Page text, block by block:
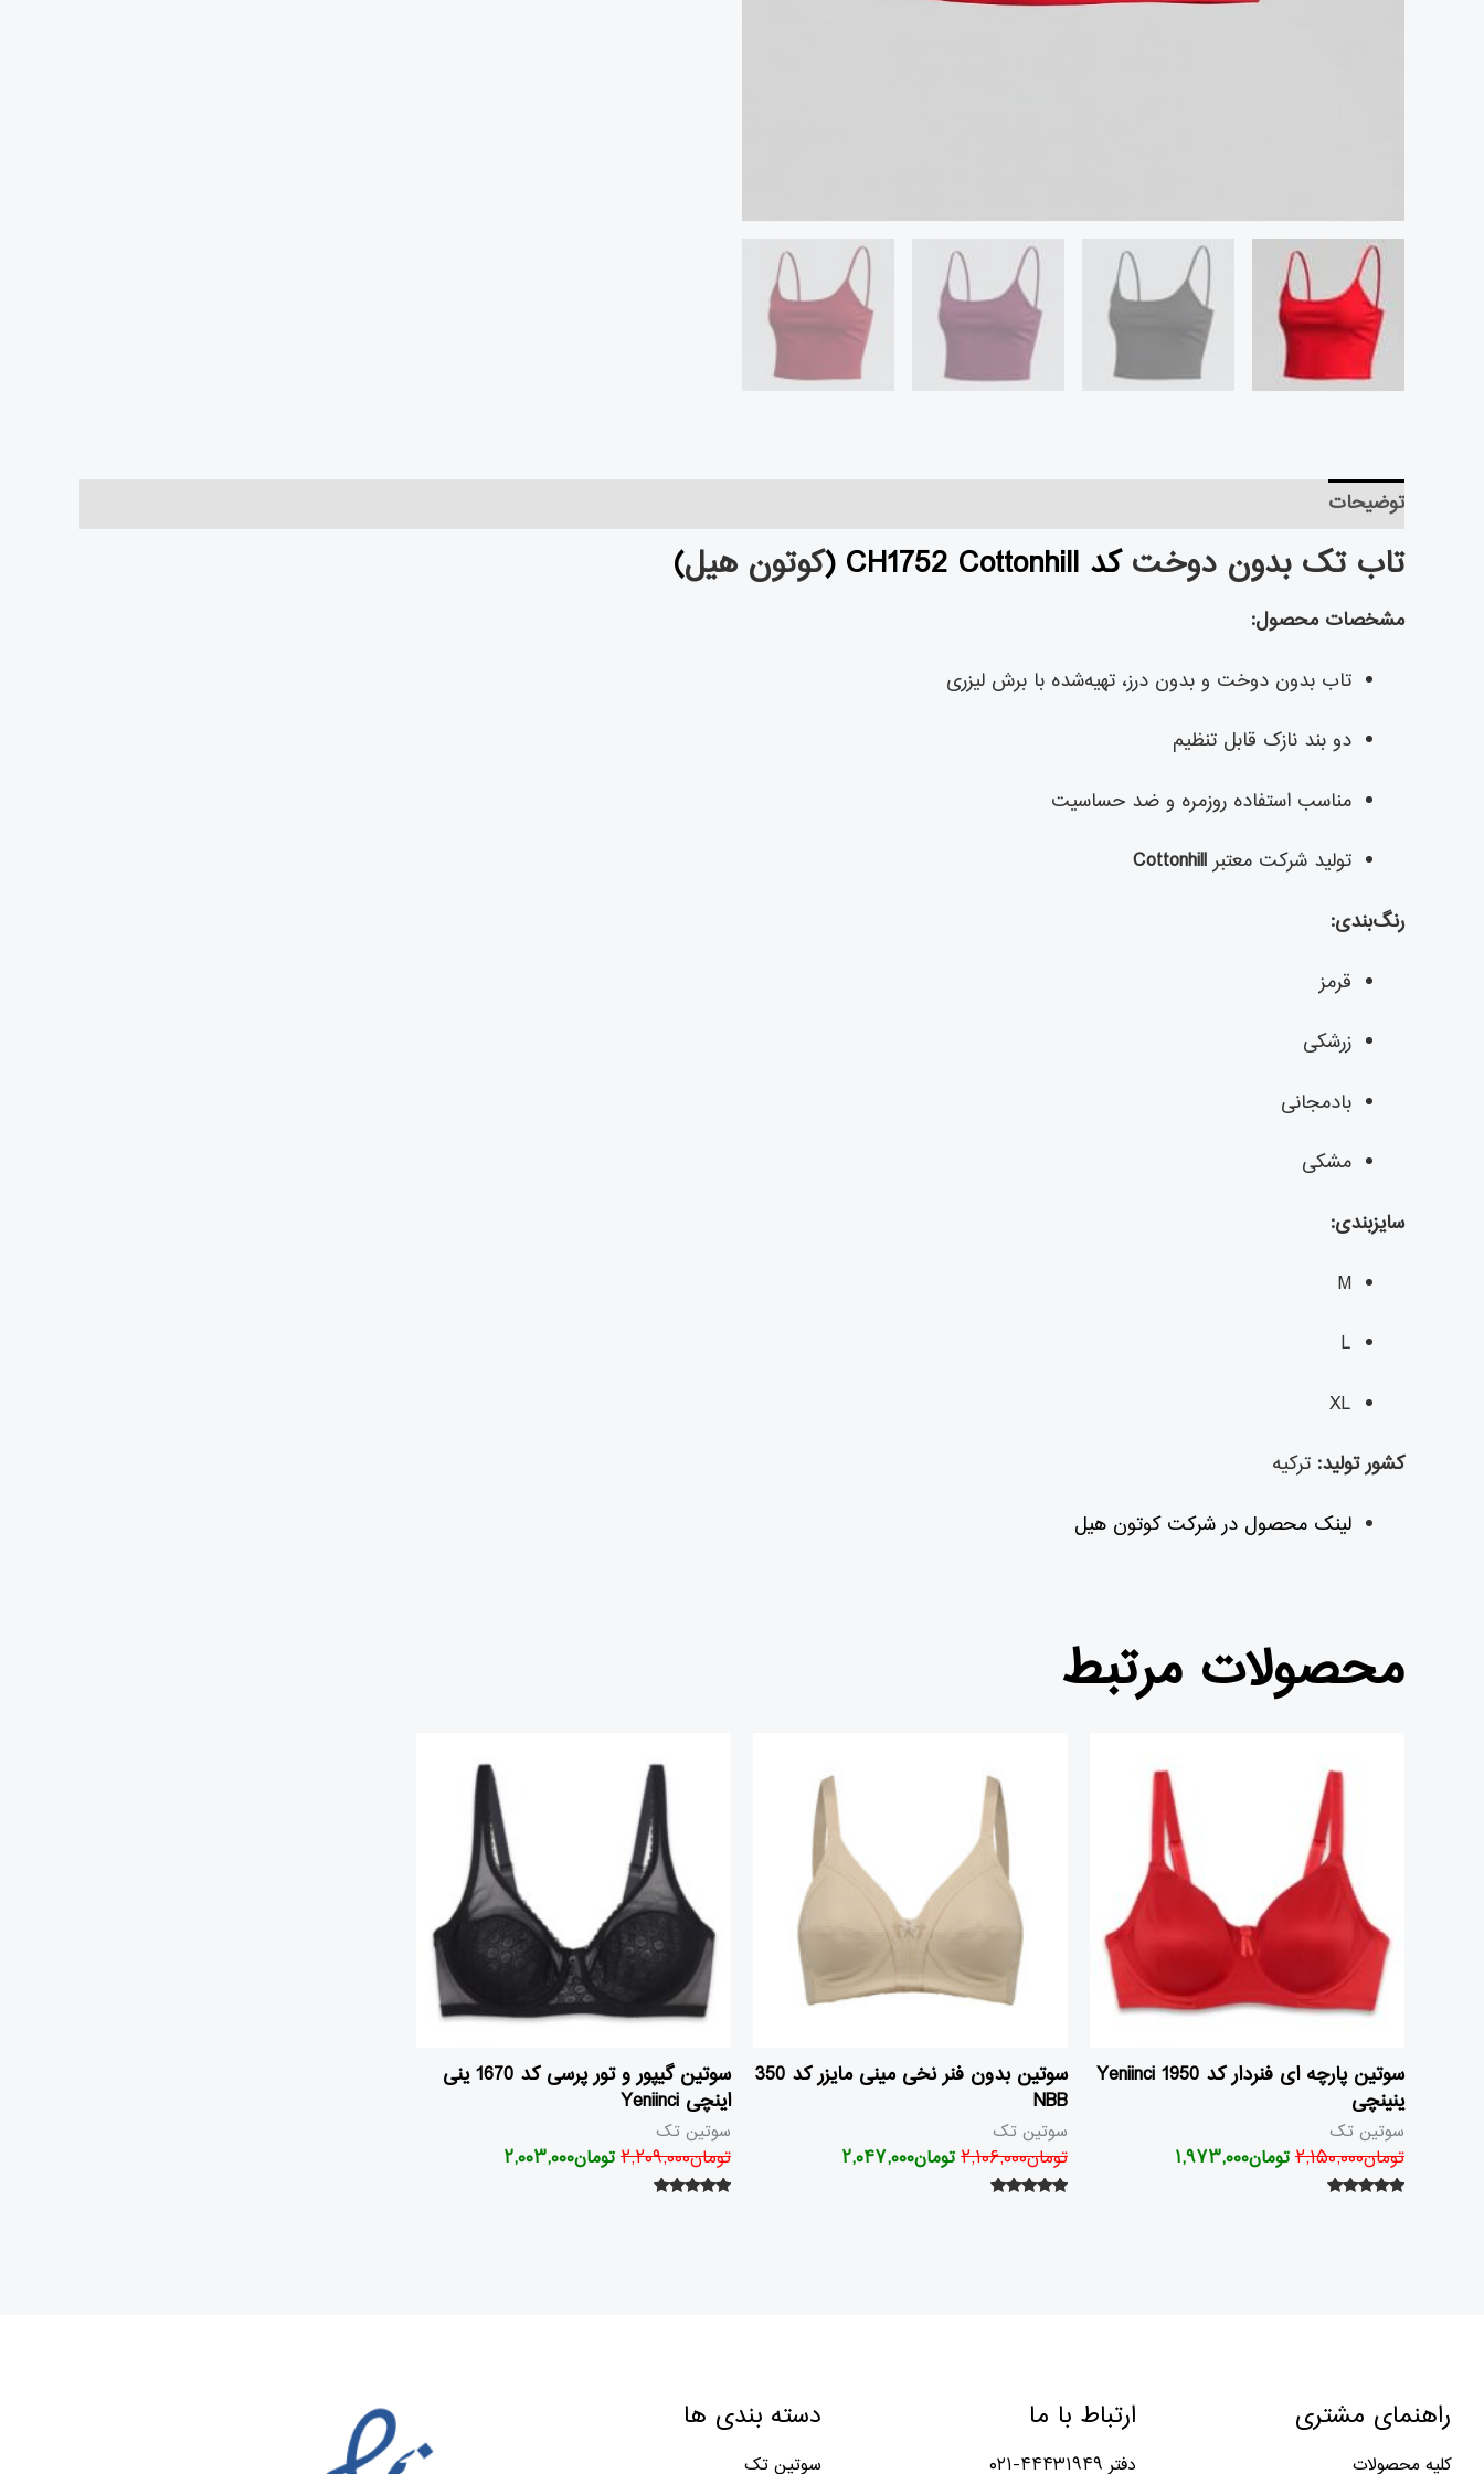
توضیحات
تاب تک بدون دوختکد CH1752 Cottonhill ( کوتون هیل)
مشخصات محصول:
تاب بدون دوخت و بدون درز، تهیه‌شده با برش لیزری
دو بند نازک قابل تنظیم
مناسب استفاده روزمره و ضد حساسیت
تولید شرکت معتبرCottonhill
رنگ‌بندی:
قرمز
زرشکی
بادمجانی
مشکی
سایزبندی:
M
L
XL
کشور تولید: ترکیه
لینک محصول در شرکت کوتون هیل
محصولات مرتبط
سوتین پارچه ای فنردار کد 1950 Yeniinci
ینینچی
سوتین تک
تومان۲,۱۵۰,۰۰۰تومان۱,۹۷۳,۰۰۰
است.
سوتین بدون فنر نخی مینی مایزر کد 350
NBB
سوتین تک
تومان۲,۱۰۶,۰۰۰تومان۲,۰۴۷,۰۰۰
است.
سوتین گیپور و تور پرسی کد 1670 ینی
اینچی Yeniinci
سوتین تک
تومان۲,۲۰۹,۰۰۰تومان۲,۰۰۳,۰۰۰
فعلی
است.
راهنمای مشتری
کلیه محصولات
ارتباط با ما
دفتر ۴۴۴۳۱۹۴۹-۰۲۱
دسته بندی ها
سوتین تک